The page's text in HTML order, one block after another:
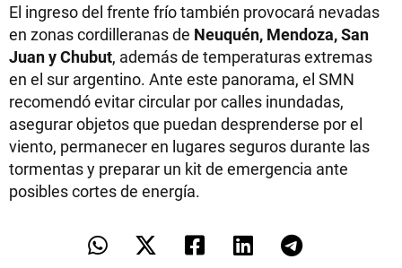
El ingreso del frente frío también provocará nevadas
en zonas cordilleranas de Neuquén, Mendoza, San
Juan y Chubut, además de temperaturas extremas
en el sur argentino. Ante este panorama, el SMN
recomendó evitar circular por calles inundadas,
asegurar objetos que puedan desprenderse por el
viento, permanecer en lugares seguros durante las
tormentas y preparar un kit de emergencia ante
posibles cortes de energía.